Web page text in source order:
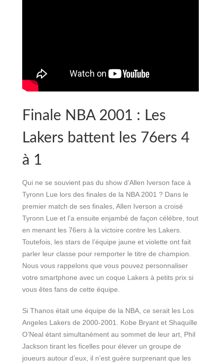
Finale NBA 2001 : Les
Lakers battent les 76ers 4
à 1
Qui ne se souvient pas du show d’Allen Iverson face à
Tyronn Lue lors des finales de la NBA 2001 ? Dans le
premier match de ses finales, Allen Iverson a croisé
Tyronn Lue et l’a ensuite enjambé de façon célèbre, tout
en menant les 76ers à la victoire contre les Lakers.
Toutefois, les stars de l’équipe jaune et violette ont fait
parler leur classe pour remporter le titre de champion.
Nous vous rappelons que vous pouvez personnaliser
votre smartphone avec un coque Lakers à petits prix si
vous êtes fans de cette équipe.
Si Thanos était une équipe de la NBA, ce serait les Los
Angeles Lakers de 2000-2001. Kobe Bryant et Shaquille
O’Neal étant simultanément au sommet de leur art, Phil
Jackson tirant les ficelles pour élever un groupe de
joueurs autour d’eux, il n’est guère surprenant que les